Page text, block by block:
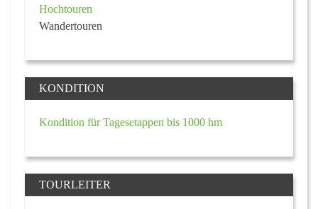
Hochtouren
Wandertouren
KONDITION
Kondition für Tagesetappen bis 1000 hm
TOURLEITER